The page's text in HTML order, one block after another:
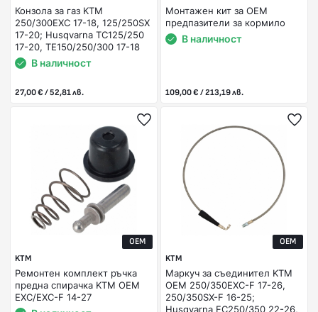
Конзола за газ KTM
250/300EXC 17-18, 125/250SX
17-20; Husqvarna TC125/250
17-20, TE150/250/300 17-18
В наличност
27,00 € / 52,81 лв.
Монтажен кит за OEM
предпазители за кормило
В наличност
109,00 € / 213,19 лв.
OEM
KTM
Ремонтен комплект ръчка
предна спирачка KTM OEM
EXC/EXC-F 14-27
OEM
KTM
Маркуч за съединител KTM
OEM 250/350EXC-F 17-26,
250/350SX-F 16-25;
Husqvarna FC250/350 22-26,